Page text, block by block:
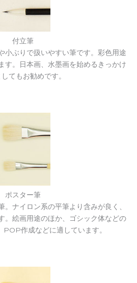
付立筆
小ぶりで扱いやすい筆です。彩色用途
す。日本画、水墨画を始めるきっかけ
てもお勧めです。
ポスター筆
。ナイロン系の平筆より含みが良く、
。絵画用途のほか、ゴシック体などの
POP作成などに適しています。